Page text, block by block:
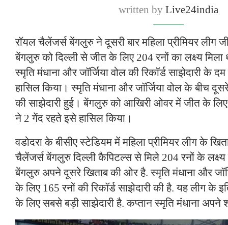
written byLive24india
रॉयल चैलेंजर्स बेंगलुरु ने दूसरी बार महिला प्रीमियर लीग
बेंगलुरु को दिल्ली से जीत के लिए 204 रनों का लक्ष्य
स्मृति मंधाना और जॉर्जिया वोल की रिकॉर्ड साझेदारी के
हासिल किया। स्मृति मंधाना और जॉर्जिया वोल के बीच
की साझेदारी हुई। बेंगलुरु को आखिरी ओवर में जीत के
ने 2 गेंद रहते इसे हासिल किया।
वडोदरा के बीसीए स्टेडियम में महिला प्रीमियर लीग के
चैलेंजर्स बेंगलुरु दिल्ली कैपिटल्स से मिले 204 रनों के लक्ष्य
बेंगलुरु अपने दूसरे खिताब की ओर है. स्मृति मंधाना और
के लिए 165 रनों की रिकॉर्ड साझेदारी की है. यह लीग के
के लिए सबसे बड़ी साझेदारी है. कप्तान स्मृति मंंधाना